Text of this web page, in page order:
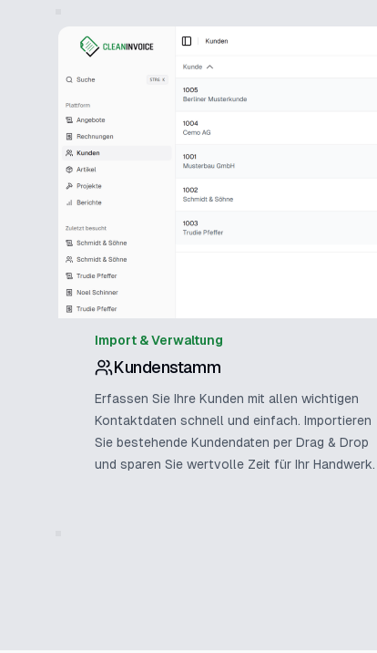
Import & Verwaltung
Kundenstamm
Erfassen Sie Ihre Kunden mit allen wichtigen
Kontaktdaten schnell und einfach. Importieren
Sie bestehende Kundendaten per Drag & Drop
und sparen Sie wertvolle Zeit für Ihr Handwerk.